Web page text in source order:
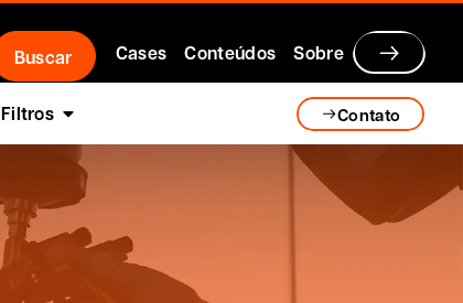
Cases Conteúdos Sobre
Filtros Contato